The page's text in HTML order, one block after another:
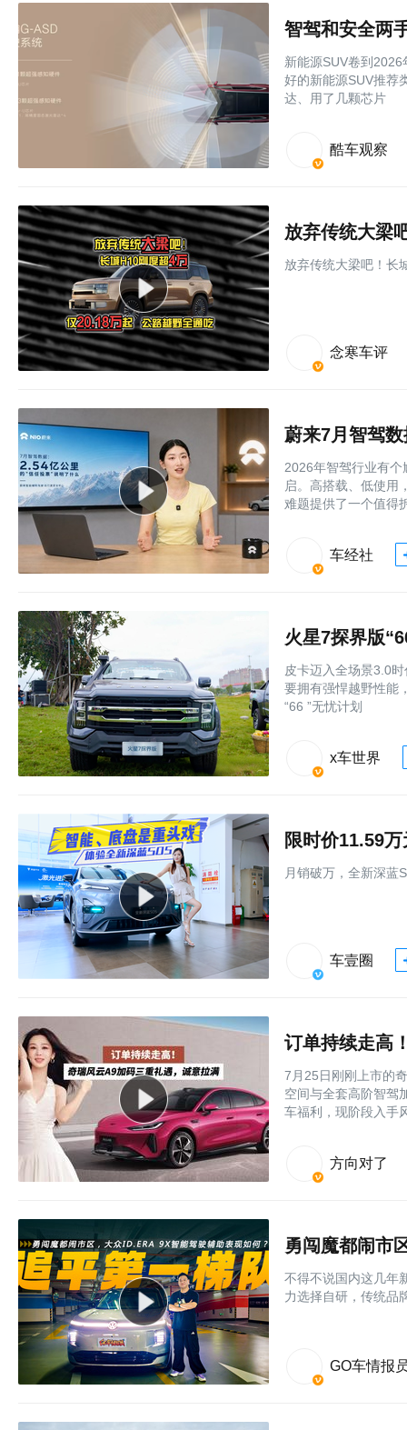
智驾和安全两
新能源SUV卷到
好的新能源SUV推荐
达、用了几颗芯片
酷车观察
放弃传统大梁吧！长
念寒车评
蔚来7月智驾
2026年智驾行业有
启。高搭载、低使用
难题提供了一个值得
车经社
火星7探界版
皮卡迈入全场景3.0
要拥有强悍越野性能
“66 ”无忧计划
x车世界
限时价11.59
月销破万，全新深蓝
车壹圈
订单持续走高
7月25日刚刚上市的
空间与全套高阶智驾
车福利，现阶段入手
方向对了
勇闯魔都闹市
不得不说国内这几年
力选择自研，传统品
GO车情报